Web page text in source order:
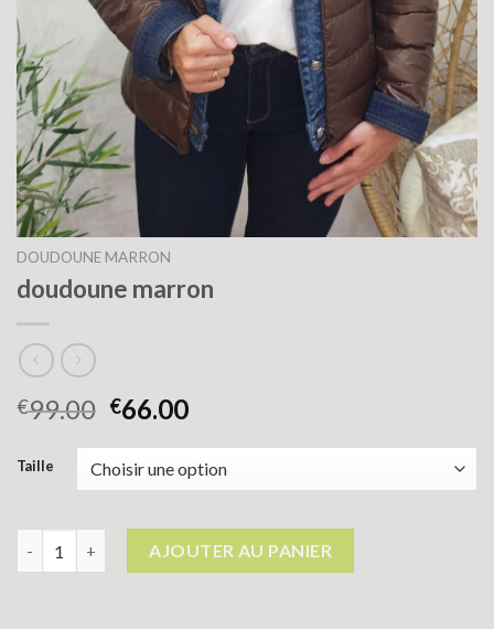
DOUDOUNE MARRON
doudoune marron
€99.00 €66.00
Taille
AJOUTER AU PANIER